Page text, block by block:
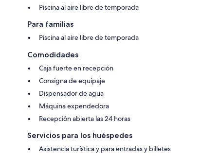
Piscina al aire libre de temporada
Para familias
Piscina al aire libre de temporada
Comodidades
Caja fuerte en recepción
Consigna de equipaje
Dispensador de agua
Máquina expendedora
Recepción abierta las 24 horas
Servicios para los huéspedes
Asistencia turística y para entradas y billetes